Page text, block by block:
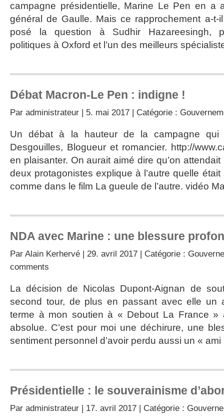
campagne présidentielle, Marine Le Pen en a
général de Gaulle. Mais ce rapprochement a-
posé la question à Sudhir Hazareesingh,
politiques à Oxford et l’un des meilleurs
Débat Macron-Le Pen : indigne !
Par administrateur | 5. mai 2017 | Catégorie :
Un débat à la hauteur de la campagne qui
Desgouilles, Blogueur et romancier. http://
en plaisanter. On aurait aimé dire qu’on
deux protagonistes explique à l’autre quelle
comme dans le film La gueule de l’autre. vidéo
NDA avec Marine : une blessure
Par Alain Kerhervé | 29. avril 2017 | Catégorie :
comments
La décision de Nicolas Dupont-Aignan de
second tour, de plus en passant avec elle un
terme à mon soutien à « Debout La France »
absolue. C’est pour moi une déchirure, une
sentiment personnel d’avoir perdu aussi un «
Présidentielle : le souverainisme
Par administrateur | 17. avril 2017 | Catégorie :